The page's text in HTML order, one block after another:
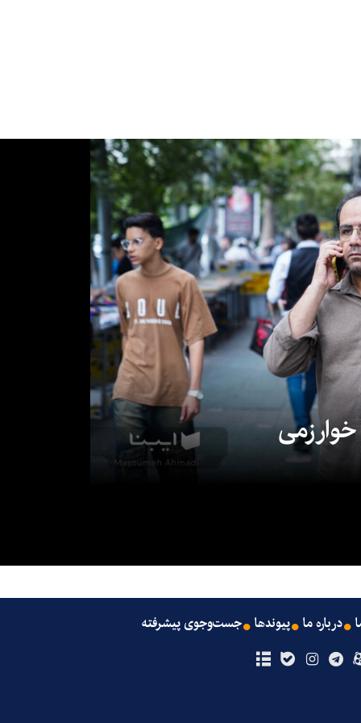
خوارزمی
درباره ما پیوندها جست‌وجوی پیشرفته